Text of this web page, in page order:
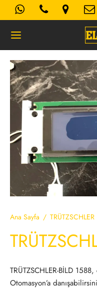
Ana Sayfa / TRÜTZSCHLER
TRÜTZSCHLER-BİLD
Otomasyon’a
Geri
AYDINLATMA METNI
Koşulları